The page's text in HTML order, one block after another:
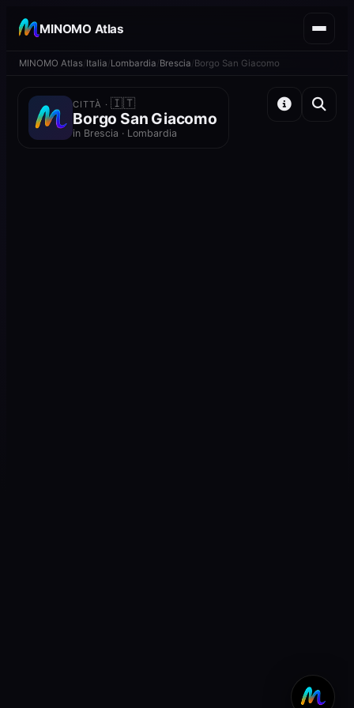
MINOMO Atlas
MINOMO Atlas Italia Lombardia Brescia Borgo San Giacomo
CITTÀ ·🇮🇹
Borgo San Giacomo
in Brescia · Lombardia